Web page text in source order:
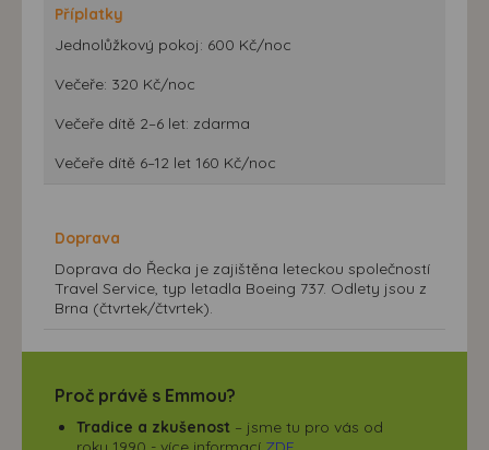
Příplatky
Jednolůžkový pokoj: 600 Kč/noc
Večeře: 320 Kč/noc
Večeře dítě 2–6 let: zdarma
Večeře dítě 6–12 let 160 Kč/noc
Doprava
Doprava do Řecka je zajištěna leteckou společností
Travel Service, typ letadla Boeing 737. Odlety jsou z
Brna (čtvrtek/čtvrtek).
Proč právě s Emmou?
Tradice a zkušenost – jsme tu pro vás od